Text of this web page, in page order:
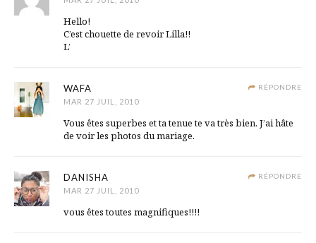
Hello!
C’est chouette de revoir Lilla!!
L’
RÉPONDRE
WAFA
MAR 27 JUIL, 2010
Vous êtes superbes et ta tenue te va très bien. J’ai hâte
de voir les photos du mariage.
RÉPONDRE
DANISHA
MAR 27 JUIL, 2010
vous êtes toutes magnifiques!!!!